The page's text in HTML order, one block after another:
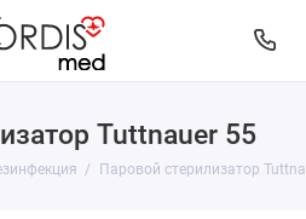
Tuttnauer 55
Паровой стерилизатор